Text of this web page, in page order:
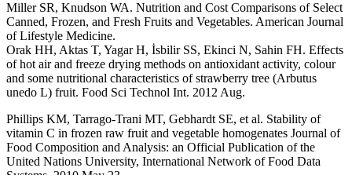
Miller SR, Knudson WA. Nutrition and Cost Comparisons of Select
Canned, Frozen, and Fresh Fruits and Vegetables. American Journal
of Lifestyle Medicine.
Orak HH, Aktas T, Yagar H, İsbilir SS, Ekinci N, Sahin FH. Effects
of hot air and freeze drying methods on antioxidant activity, colour
and some nutritional characteristics of strawberry tree (Arbutus
unedo L) fruit. Food Sci Technol Int. 2012 Aug.
Phillips KM, Tarrago-Trani MT, Gebhardt SE, et al. Stability of
vitamin C in frozen raw fruit and vegetable homogenates Journal of
Food Composition and Analysis: an Official Publication of the
United Nations University, International Network of Food Data